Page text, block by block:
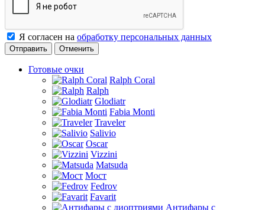
Я согласен на обработку персональных данных
Отменить
Готовые очки
Ralph Coral
Ralph
Glodiatr
Fabia Monti
Traveler
Salivio
Oscar
Vizzini
Matsuda
Мост
Fedrov
Favarit
Антифары с